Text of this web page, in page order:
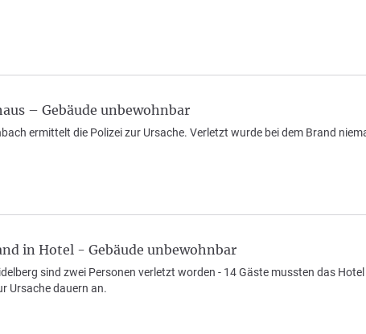
– Gebäude unbewohnbar
ermittelt die Polizei zur Ursache. Verletzt wurde bei dem Brand
in Hotel - Gebäude unbewohnbar
sind zwei Personen verletzt worden - 14 Gäste mussten das
Ursache dauern an.